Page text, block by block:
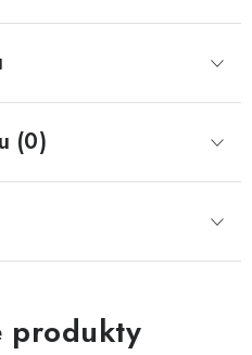
(0)
produkty